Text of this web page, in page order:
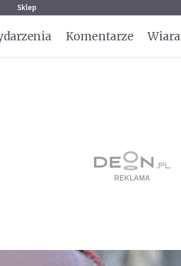
Sklep
Komentarze Wiara